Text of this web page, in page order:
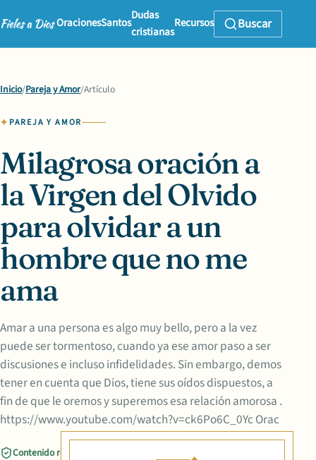
OracionesSantos
Dudas
cristianas
Recursos Buscar
Inicio/Pareja y Amor/Artículo
PAREJA Y AMOR
Milagrosa oración a
la Virgen del Olvido
para olvidar a un
hombre que no me
ama
Amar a una persona es algo muy bello, pero a la vez
puede ser tormentoso, cuando ya ese amor paso a ser
discusiones e incluso infidelidades. Sin embargo, demos
tener en cuenta que Dios, tiene sus oídos dispuestos, a
fin de que le oremos y superemos esa relación amorosa .
https://www.youtube.com/watch?v=ck6Po6C_0Yc Orac
Contenido revisado